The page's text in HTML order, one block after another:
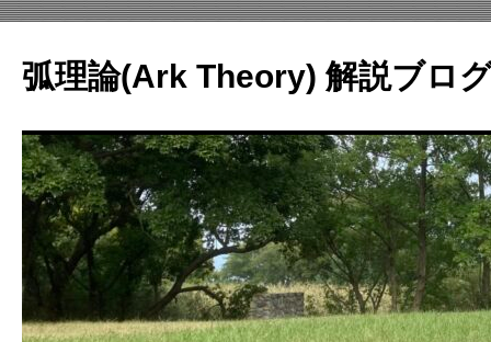
テ
ン
へ
ス
キ
ッ
弧理論(Ark Theory) 解説ブロ